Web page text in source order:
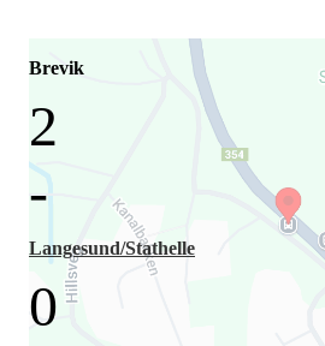
Brevik
2
-
Langesund/Stathelle
0